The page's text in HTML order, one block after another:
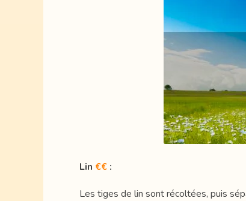
Lin €€ :
Les tiges de lin sont récoltées, puis